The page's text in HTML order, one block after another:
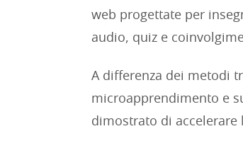
web progettate per
audio, quiz e
A differenza dei metodi
microapprendimento e
dimostrato di accelerare